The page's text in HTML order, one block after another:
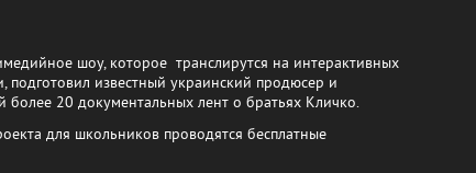
шоу, которое транслирутся на интерактивных
подготовил известный украинский продюсер и
более 20 документальных лент о братьях Кличко.
для школьников проводятся бесплатные